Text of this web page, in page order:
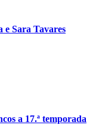
Sara Tavares
a 17.ª temporada